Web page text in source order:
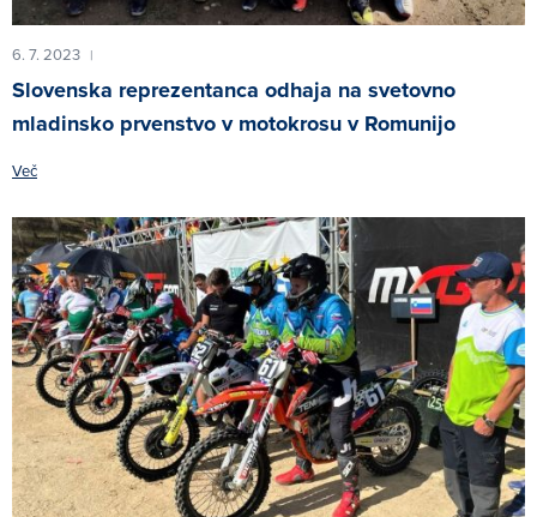
6. 7. 2023 |
Slovenska reprezentanca odhaja na svetovno
mladinsko prvenstvo v motokrosu v Romunijo
Več